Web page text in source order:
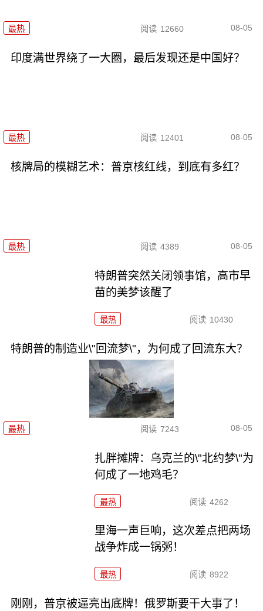
最热 阅读 12660 08-05
印度满世界绕了一大圈，最后发现还是中国好？
最热 阅读 12401 08-05
核牌局的模糊艺术：普京核红线，到底有多红？
最热 阅读 4389 08-05
特朗普突然关闭领事馆，高市早
苗的美梦该醒了
最热 阅读 10430
特朗普的制造业\"回流梦\"，为何成了回流东大？
最热 阅读 7243 08-05
扎胖摊牌：乌克兰的\"北约梦\"为
何成了一地鸡毛？
最热 阅读 4262
里海一声巨响，这次差点把两场
战争炸成一锅粥！
最热 阅读 8922
刚刚，普京被逼亮出底牌！俄罗斯要干大事了！